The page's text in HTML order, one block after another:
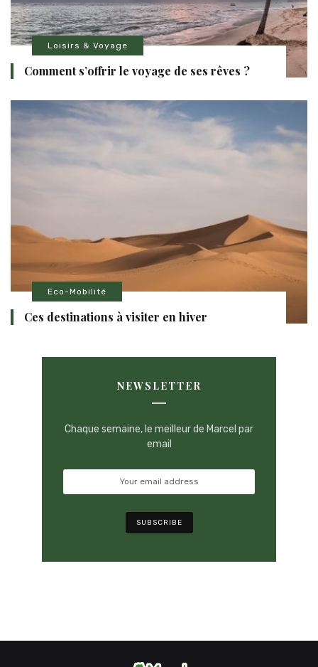
Loisirs & Voyage
Comment s’offrir le voyage de ses rêves ?
Eco-Mobilité
Ces destinations à visiter en hiver
NEWSLETTER
Chaque semaine, le meilleur de Marcel par
email